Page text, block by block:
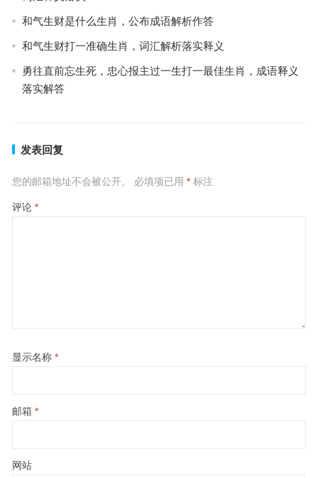
和气生财是什么生肖，公布成语解析作答
和气生财打一准确生肖，词汇解析落实释义
勇往直前忘生死，忠心报主过一生打一最佳生肖，成语释义
落实解答
发表回复
您的邮箱地址不会被公开。 必填项已用 *标注
评论 *
显示名称 *
邮箱 *
网站